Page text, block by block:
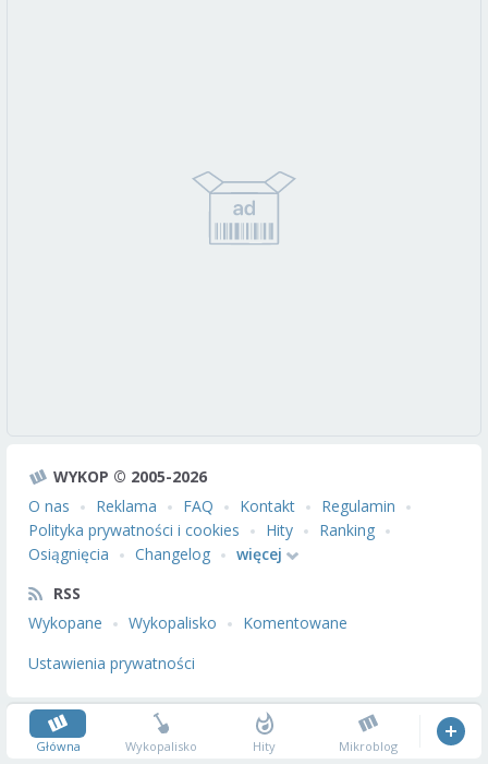
WYKOP © 2005-2026
O nas
Reklama FAQ Kontakt
Regulamin
Polityka prywatności i cookies
Hity
Ranking
Osiągnięcia
Changelog
więcej
RSS
Wykopane
Wykopalisko
Komentowane
Ustawienia prywatności
Główna Wykopalisko Hity Mikroblog